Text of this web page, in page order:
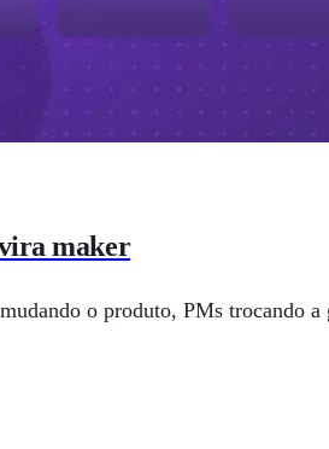
maker
o produto, PMs trocando a